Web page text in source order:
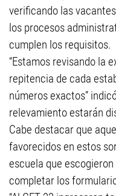
verificando las
los procesos
cumplen los requisitos.
“Estamos revisando la
repitencia de cada
números exactos”
relevamiento estarán
Cabe destacar que
favorecidos en estos
escuela que
completar los